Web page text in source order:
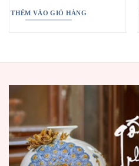
THÊM VÀO GIỎ HÀNG